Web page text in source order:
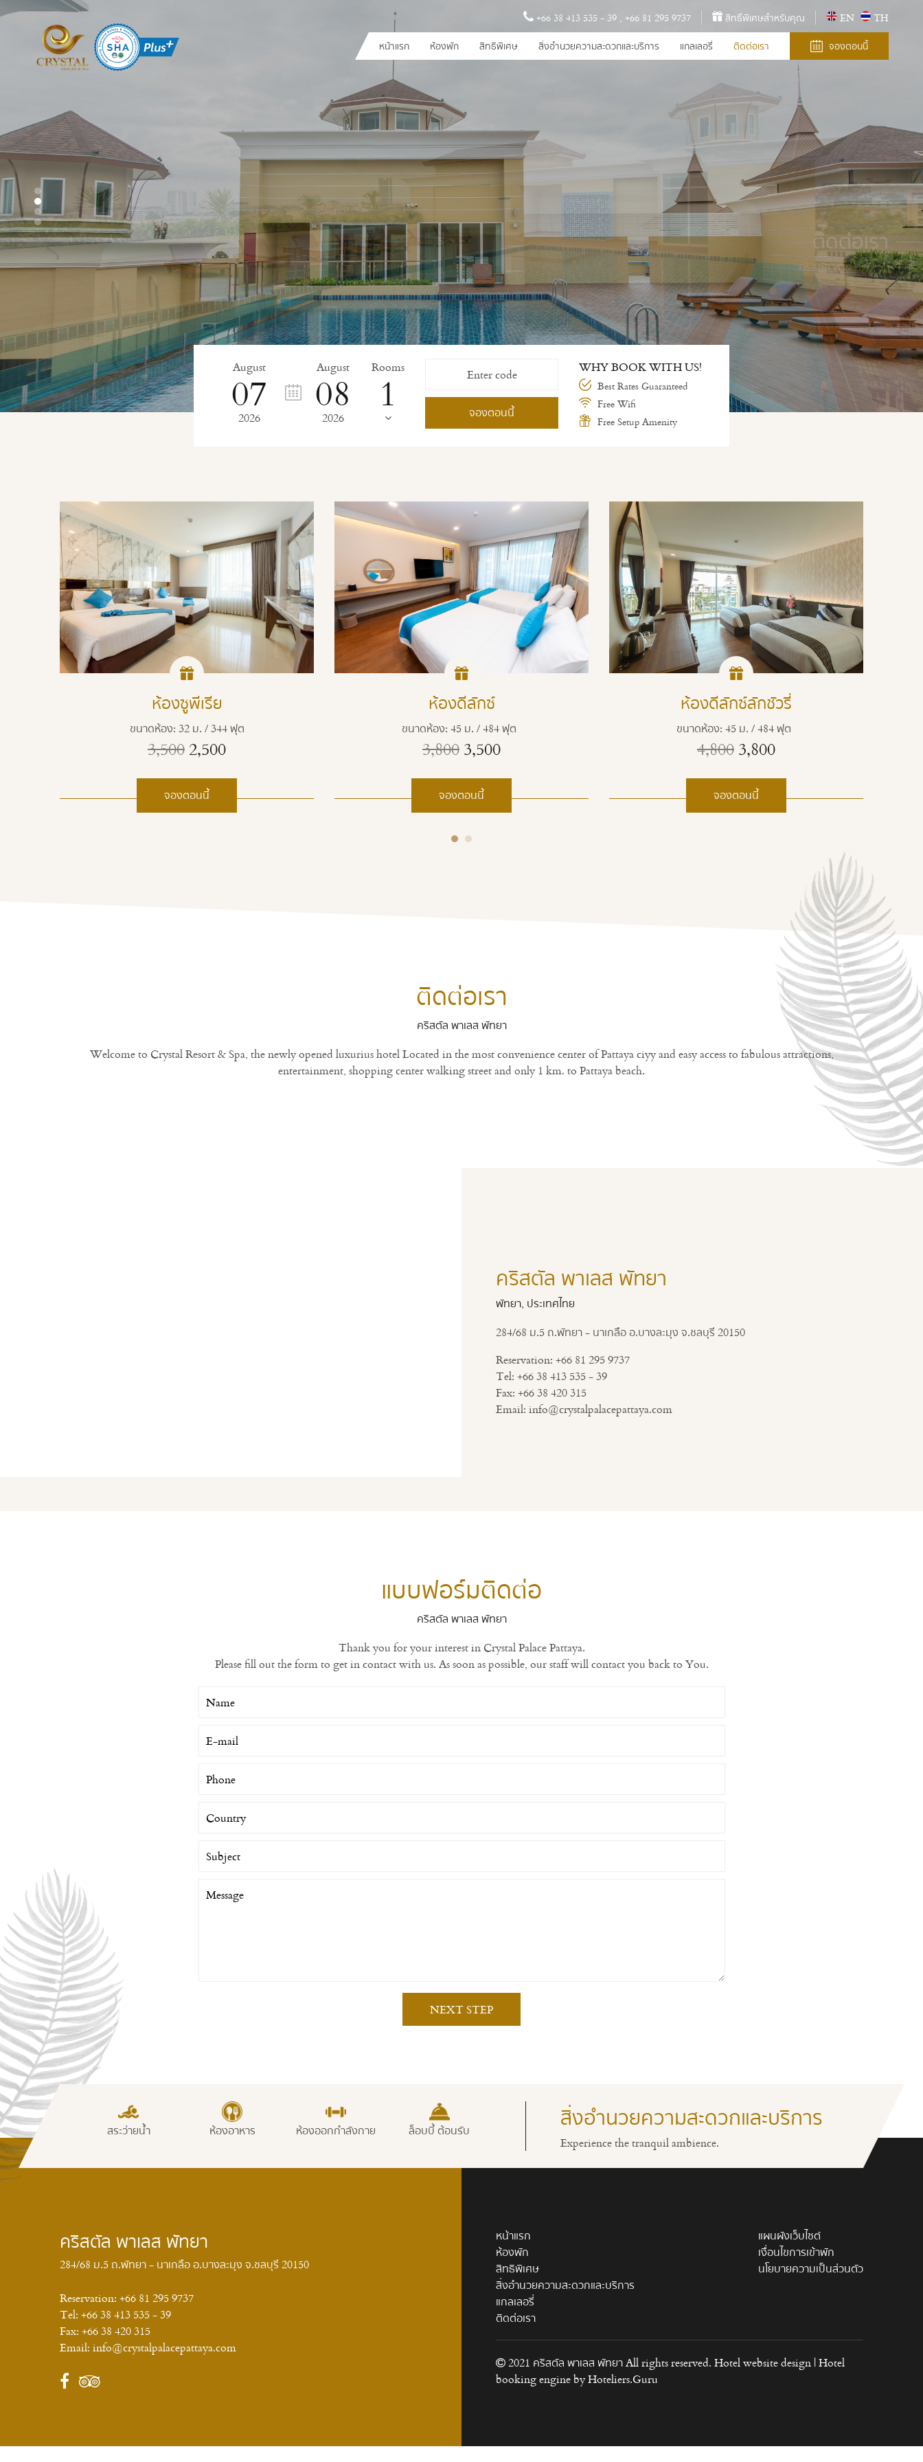
+66 38 413 535 - 39 ,+66 81 295 9737 สิทธิ์พิเศษสำหรับคุณ EN
TH
หน้าแรก
ห้องพัก สิทธิพิเศษ สิ่งอำนวยความสะดวกและบริการ แกลเลอรี่ ติดต่อเรา จองตอนนี้
ติดต่อเรา
คริสตัล พาเลส พัทยา
ติดต่อเรา
คริสตัล พาเลส พัทยา
August
07
2026
August
08
2026
Rooms
จองตอนนี้
WHY BOOK WITH US!
Best Rates Guaranteed
Free Wifi
Free Setup Amenity
ห้องซูพีเรีย
ขนาดห้อง: 32 ม. / 344 ฟุต
3,5002,500
จองตอนนี้
ห้องดีลักซ์
ขนาดห้อง: 45 ม. / 484 ฟุต
3,8003,500
จองตอนนี้
ห้องดีลักซ์ลักชัวรี่
ขนาดห้อง: 45 ม. / 484 ฟุต
4,8003,800
จองตอนนี้
ติดต่อเรา
คริสตัล พาเลส พัทยา
Welcome to Crystal Resort & Spa, the newly opened luxurius hotel Located in the most convenience center of Pattaya ciyy and easy access to fabulous attractions,
entertainment, shopping center walking street and only 1 km. to Pattaya beach.
คริสตัล พาเลส พัทยา
พัทยา, ประเทศไทย
284/68 ม.5 ถ.พัทยา - นาเกลือ อ.บางละมุง จ.ชลบุรี 20150
Reservation: +66 81 295 9737
Tel: +66 38 413 535 - 39
Fax: +66 38 420 315
Email: info@crystalpalacepattaya.com
แบบฟอร์มติดต่อ
คริสตัล พาเลส พัทยา
Thank you for your interest in Crystal Palace Pattaya.
Please fill out the form to get in contact with us. As soon as possible, our staff will contact you back to You.
NEXT STEP
สิ่งอำนวยความสะดวกและบริการ
Experience the tranquil ambience.
ห้องอาหาร ห้องออกกำลังกาย ล็อบบี้ ต้อนรับ สระว่ายน้ำ ห้องอาหาร ห้องออกกำลังกาย ล็อบบี้ ต้อนรับ
คริสตัล พาเลส พัทยา
284/68 ม.5 ถ.พัทยา - นาเกลือ อ.บางละมุง จ.ชลบุรี 20150
Reservation: +66 81 295 9737
Tel: +66 38 413 535 - 39
Fax: +66 38 420 315
Email: info@crystalpalacepattaya.com
หน้าแรก
ห้องพัก
สิทธิพิเศษ
สิ่งอำนวยความสะดวกและบริการ
แกลเลอรี่
ติดต่อเรา
แผนผังเว็บไซต์
เงื่อนไขการเข้าพัก
นโยบายความเป็นส่วนตัว
2021 คริสตัล พาเลส พัทยา All rights reserved. Hotel website design | Hotel
booking engine byHoteliers.Guru